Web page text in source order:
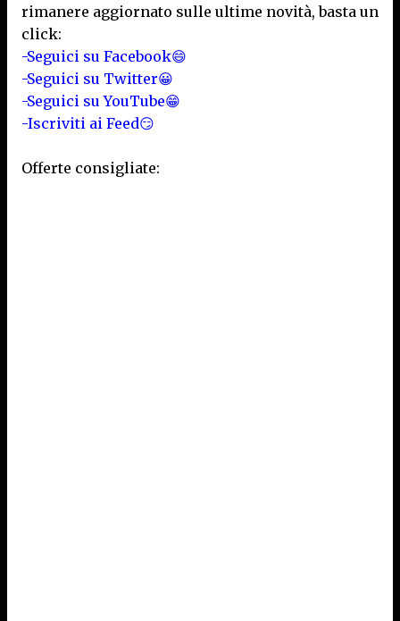
rimanere aggiornato sulle ultime novità, basta un
click:
-Seguici su Facebook😄
-Seguici su Twitter😀
-Seguici su YouTube😁
-Iscriviti ai Feed😏
Offerte consigliate: